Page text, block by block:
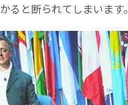
ると断られてしまいます。